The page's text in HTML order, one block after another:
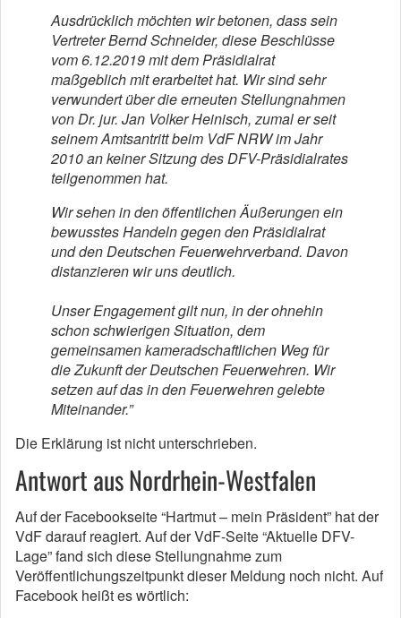
Ausdrücklich möchten wir betonen, dass sein
Vertreter Bernd Schneider, diese Beschlüsse
vom 6.12.2019 mit dem Präsidialrat
maßgeblich mit erarbeitet hat. Wir sind sehr
verwundert über die erneuten Stellungnahmen
von Dr. jur. Jan Volker Heinisch, zumal er seit
seinem Amtsantritt beim VdF NRW im Jahr
2010 an keiner Sitzung des DFV-Präsidialrates
teilgenommen hat.
Wir sehen in den öffentlichen Äußerungen ein
bewusstes Handeln gegen den Präsidialrat
und den Deutschen Feuerwehrverband. Davon
distanzieren wir uns deutlich.
Unser Engagement gilt nun, in der ohnehin
schon schwierigen Situation, dem
gemeinsamen kameradschaftlichen Weg für
die Zukunft der Deutschen Feuerwehren. Wir
setzen auf das in den Feuerwehren gelebte
Miteinander.”
Die Erklärung ist nicht unterschrieben.
Antwort aus Nordrhein-Westfalen
Auf der Facebookseite “Hartmut – mein Präsident” hat der
VdF darauf reagiert. Auf der VdF-Seite “Aktuelle DFV-
Lage” fand sich diese Stellungnahme zum
Veröffentlichungszeitpunkt dieser Meldung noch nicht. Auf
Facebook heißt es wörtlich: